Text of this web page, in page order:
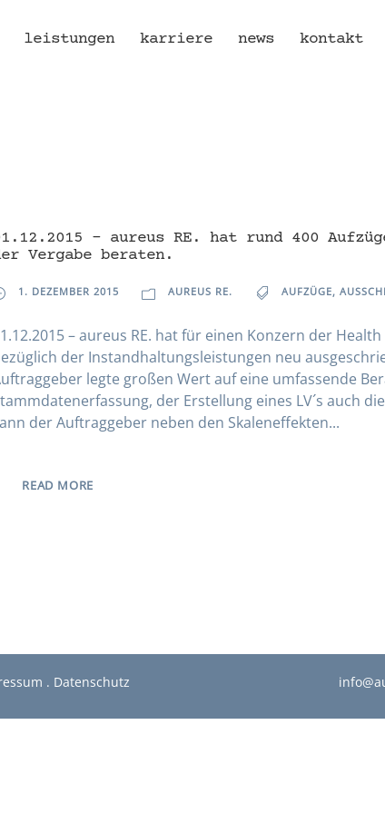
leistungen karriere news kontakt
– aureus RE. hat rund 400
Vergabe beraten.
1. DEZEMBER 2015 AUREUS RE. AUFZÜGE,
– aureus RE. hat für einen Konzern der
der Instandhaltungsleistungen neu
legte großen Wert auf eine umfassende
der Erstellung eines LV´s auch
der Auftraggeber neben den Skaleneffekten...
READ MORE
. Datenschutz